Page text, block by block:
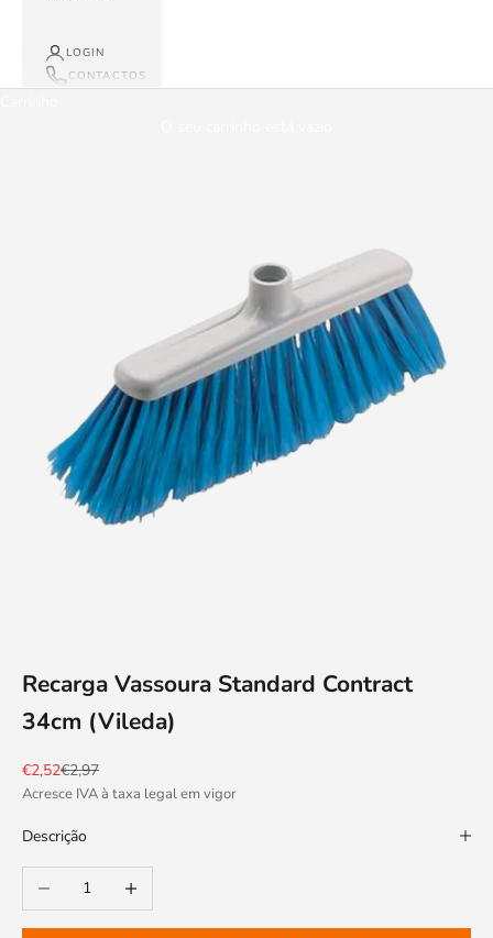
LOGIN
CONTACTOS
Recarga Vassoura Standard Contract
34cm (Vileda)
Preço promocional
€2,52Preço normal
€2,97
Acresce IVA à taxa legal em vigor
Descrição
Diminuir a quantidadeAumentar a quantidade